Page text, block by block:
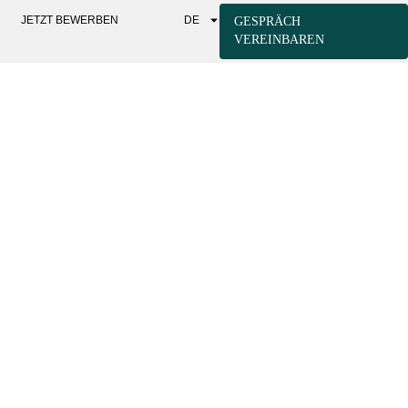
JETZT BEWERBEN DE
GESPRÄCH
VEREINBAREN